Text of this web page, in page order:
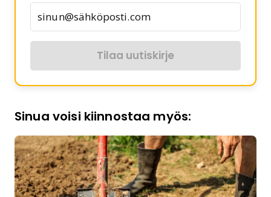
Tilaa uutiskirje
Sinua voisi kiinnostaa myös: